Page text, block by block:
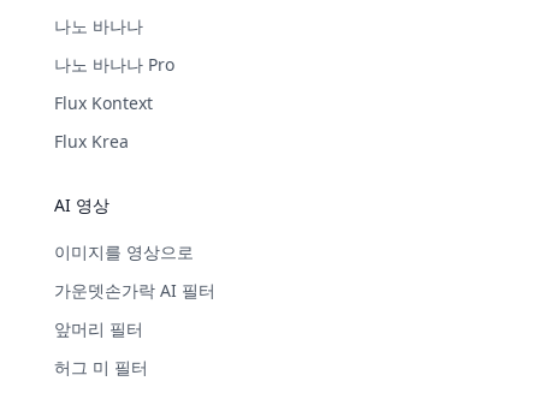
나노 바나나
나노 바나나 Pro
Flux Kontext
Flux Krea
AI 영상
이미지를 영상으로
가운뎃손가락 AI 필터
앞머리 필터
허그 미 필터